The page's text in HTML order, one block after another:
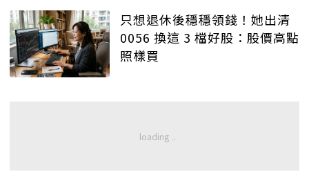
只想退休後穩穩領錢！她出清
0056 換這 3 檔好股：股價高點
照樣買